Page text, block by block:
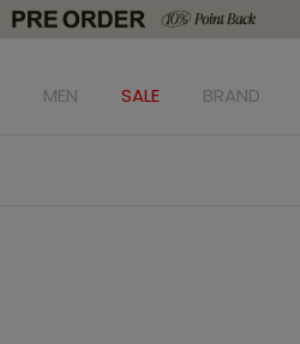
MEN SALE BRAND